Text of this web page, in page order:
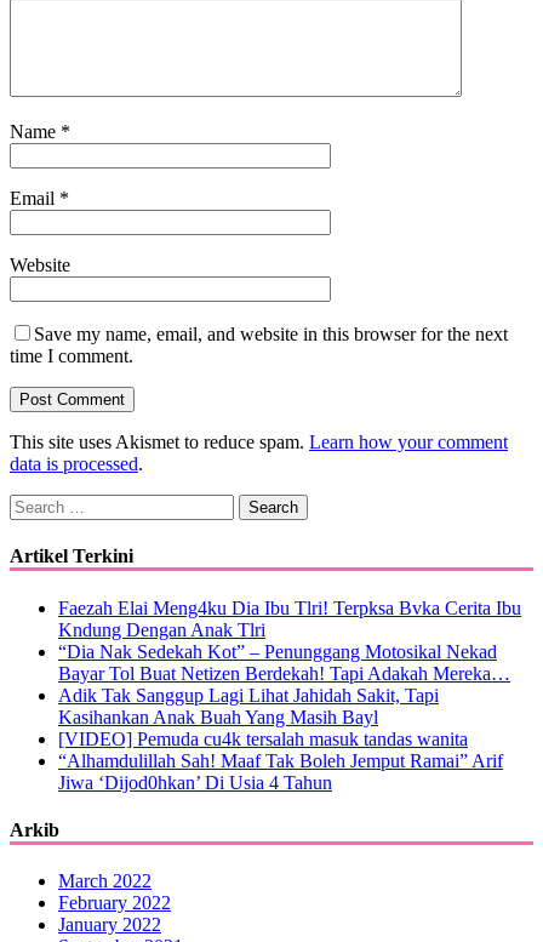
Name *
Email *
Website
Save my name, email, and website in this browser for the next
time I comment.
This site uses Akismet to reduce spam. Learn how your comment
data is processed.
Search
for:
Artikel Terkini
Faezah Elai Meng4ku Dia Ibu Tlri! Terpksa Bvka Cerita Ibu
Kndung Dengan Anak Tlri
“Dia Nak Sedekah Kot” – Penunggang Motosikal Nekad
Bayar Tol Buat Netizen Berdekah! Tapi Adakah Mereka…
Adik Tak Sanggup Lagi Lihat Jahidah Sakit, Tapi
Kasihankan Anak Buah Yang Masih Bayl
[VIDEO] Pemuda cu4k tersalah masuk tandas wanita
“Alhamdulillah Sah! Maaf Tak Boleh Jemput Ramai” Arif
Jiwa ‘Dijod0hkan’ Di Usia 4 Tahun
Arkib
March 2022
February 2022
January 2022